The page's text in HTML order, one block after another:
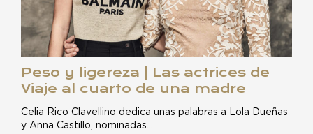
Peso y ligereza | Las actrices de
Viaje al cuarto de una madre
Celia Rico Clavellino dedica unas palabras a Lola Dueñas
y Anna Castillo, nominadas…